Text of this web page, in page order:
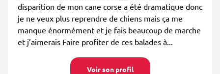
disparition de mon cane corse a été dramatique donc
je ne veux plus reprendre de chiens mais ça me
manque énormément et je fais beaucoup de marche
et j’aimerais Faire profiter de ces balades à...
Voir son profil